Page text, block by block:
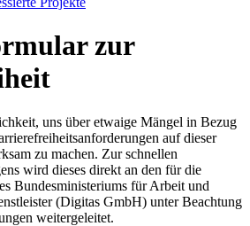
zur
uns über etwaige Mängel in Bezug
auf dieser
zu machen. Zur schnellen
wird dieses direkt an den für die
Bundesministeriums für Arbeit und
(Digitas GmbH) unter Beachtung
weitergeleitet.